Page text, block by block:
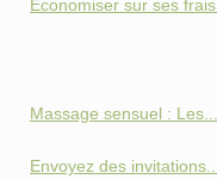
Economiser sur ses frais
Massage sensuel : Les...
Envoyez des invitations...